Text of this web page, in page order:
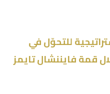
للتحوّل في
قمة فايننشال تايمز